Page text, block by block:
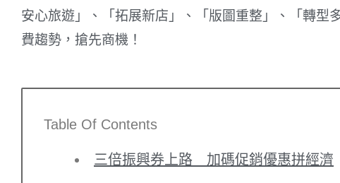
安心旅遊」、「拓展新店」、「版圖重整」、「轉型
費趨勢，搶先商機！
Table Of Contents
三倍振興券上路 加碼促銷優惠拼經濟